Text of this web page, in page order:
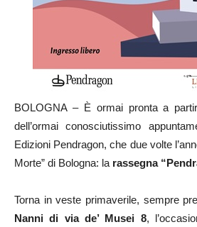
BOLOGNA – È ormai pronta a
dell’ormai conosciutissimo
Edizioni Pendragon, che due volte
Morte” di Bologna: la rassegna
Torna in veste primaverile, sempre
Nanni di via de’ Musei 8,